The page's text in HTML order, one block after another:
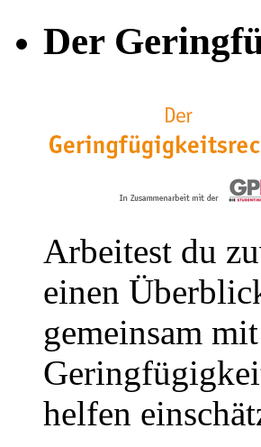
Der
Arbeitest du
einen
gemeinsam
helfen